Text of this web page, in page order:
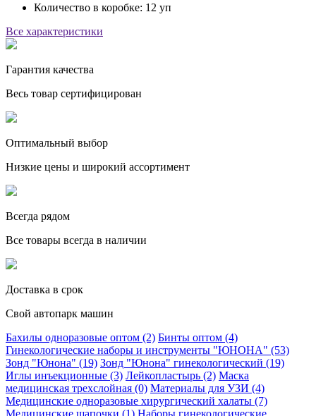
Количество в коробке: 12 уп
Все характеристики
Гарантия качества
Весь товар сертифицирован
Оптимальный выбор
Низкие цены и широкий ассортимент
Всегда рядом
Все товары всегда в наличии
Доставка в срок
Свой автопарк машин
Бахилы одноразовые оптом (2) Бинты оптом (4)
Гинекологические наборы и инструменты "ЮНОНА" (53)
Зонд "Юнона" (19) Зонд "Юнона" гинекологический (19)
Иглы инъекционные (3) Лейкопластырь (2) Маска
медицинская трехслойная (0) Материалы для УЗИ (4)
Медицинские одноразовые хирургический халаты (7)
Медицинские шапочки (1) Наборы гинекологические